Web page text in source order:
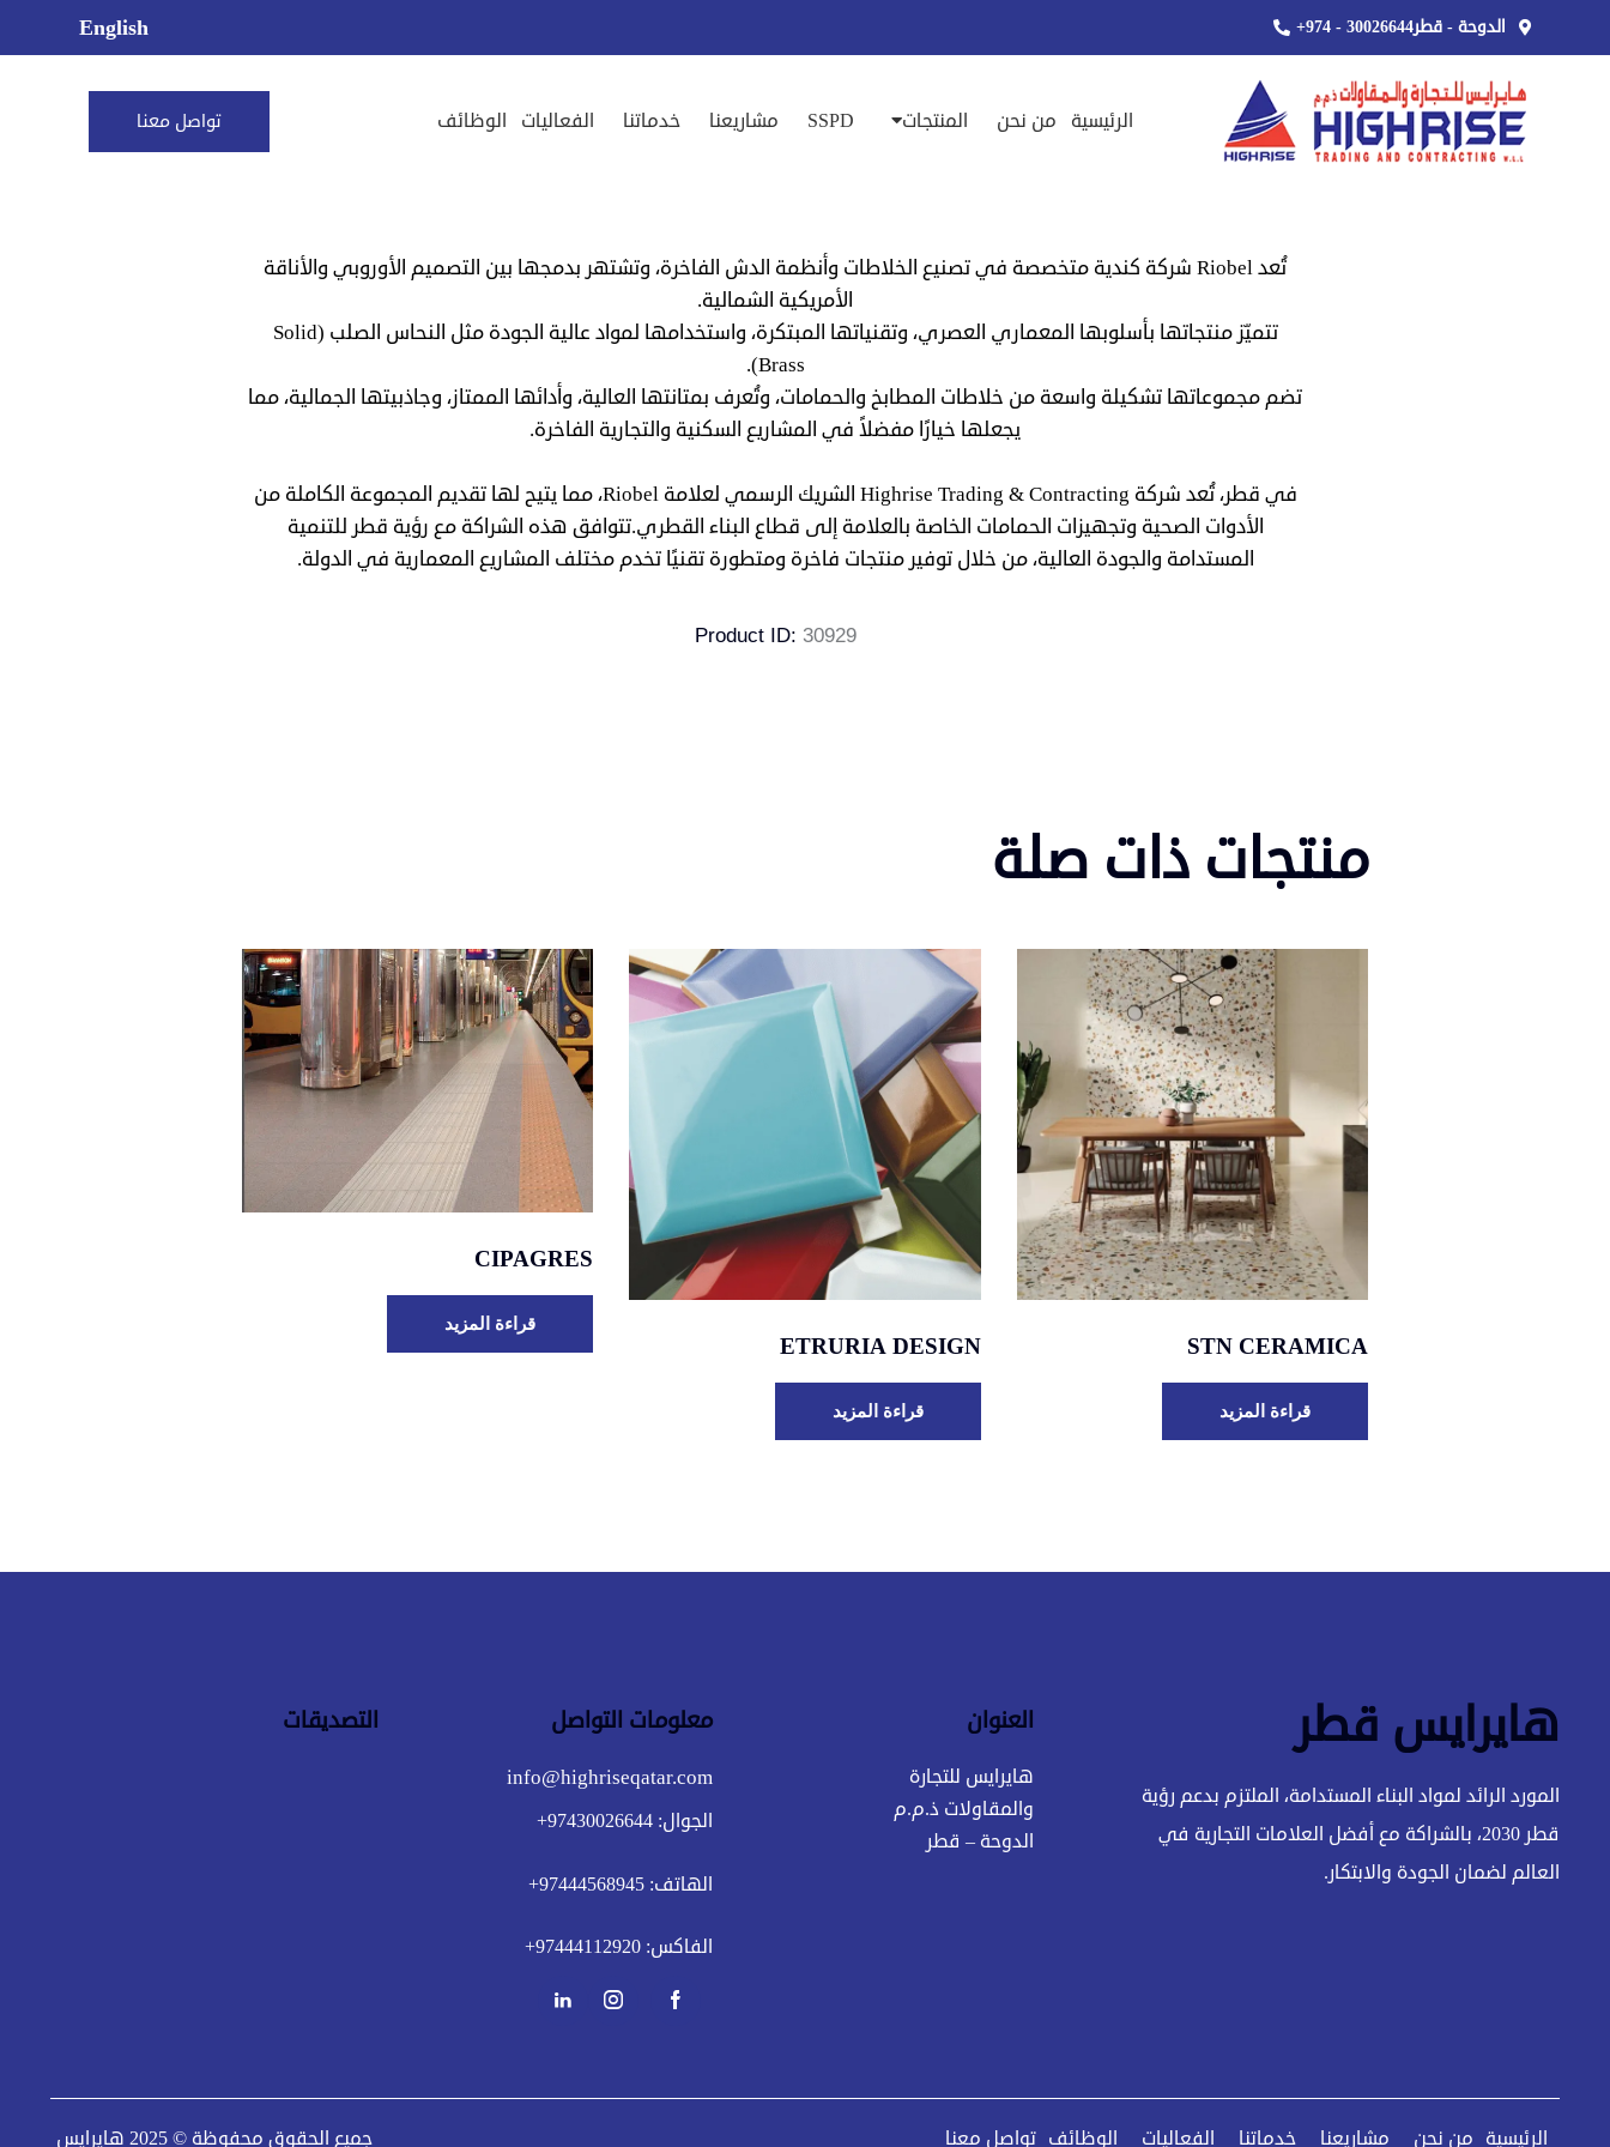
الدوحة - قطر+974 - 30026644
English
الرئيسية من نحن المنتجات SSPD مشاريعنا خدماتنا الفعاليات الوظائف تواصل معنا
تُعد Riobel شركة كندية متخصصة في تصنيع الخلاطات وأنظمة الدش الفاخرة، وتشتهر بدمجها بين التصميم الأوروبي والأناقة
الأمريكية الشمالية.
تتميّز منتجاتها بأسلوبها المعماري العصري، وتقنياتها المبتكرة، واستخدامها لمواد عالية الجودة مثل النحاس الصلب (Solid
Brass).
تضم مجموعاتها تشكيلة واسعة من خلاطات المطابخ والحمامات، وتُعرف بمتانتها العالية، وأدائها الممتاز، وجاذبيتها الجمالية، مما
يجعلها خيارًا مفضلاً في المشاريع السكنية والتجارية الفاخرة.
في قطر، تُعد شركة Highrise Trading & Contracting الشريك الرسمي لعلامة Riobel، مما يتيح لها تقديم المجموعة الكاملة من
الأدوات الصحية وتجهيزات الحمامات الخاصة بالعلامة إلى قطاع البناء القطري.تتوافق هذه الشراكة مع رؤية قطر للتنمية
المستدامة والجودة العالية، من خلال توفير منتجات فاخرة ومتطورة تقنيًا تخدم مختلف المشاريع المعمارية في الدولة.
Product ID: 30929
منتجات ذات صلة
STN CERAMICA
قراءة المزيد
ETRURIA DESIGN
قراءة المزيد
CIPAGRES
قراءة المزيد
هايرايس قطر
المورد الرائد لمواد البناء المستدامة، الملتزم بدعم رؤية
قطر 2030، بالشراكة مع أفضل العلامات التجارية في
العالم لضمان الجودة والابتكار.
العنوان
هايرايس للتجارة
والمقاولات ذ.م.م
الدوحة – قطر
معلومات التواصل
info@highriseqatar.com
الجوال: 97430026644+
الهاتف: 97444568945+
الفاكس: 97444112920+
التصديقات
الرئيسية من نحن مشاريعنا خدماتنا الفعاليات الوظائف تواصل معنا جميع الحقوق محفوظة © 2025 هايرايس